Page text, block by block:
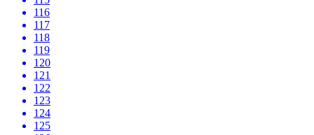
116
117
118
119
120
121
122
123
124
125